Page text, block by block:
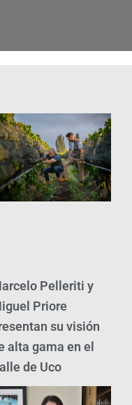
Pelleriti y
Priore
su visión
alta gama en el
de Uco